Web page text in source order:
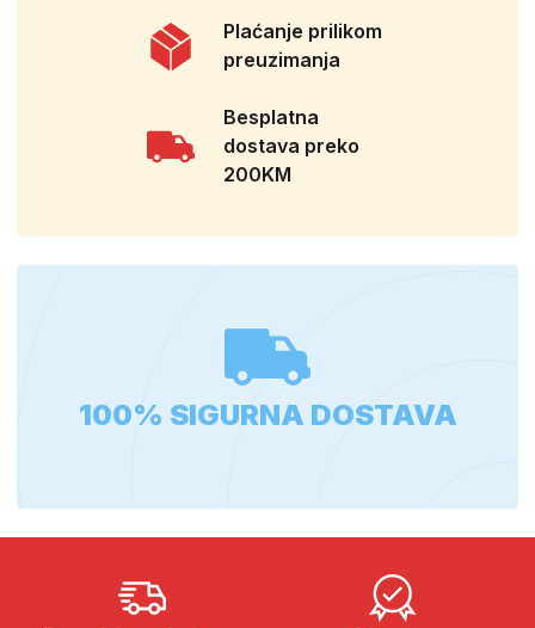
Plaćanje prilikom
preuzimanja
Besplatna
dostava preko
200KM
100% SIGURNA DOSTAVA